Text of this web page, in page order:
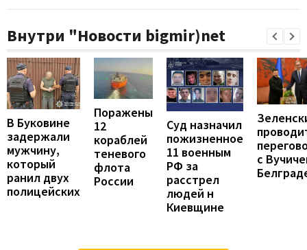
Внутри "Новости bigmir)net
В Буковине
задержали
мужчину,
который
ранил двух
полицейских
Поражены
12
кораблей
теневого
флота
России
Суд назначил
пожизненное
11 военным
РФ за
расстрел
людей н
Киевщине
с